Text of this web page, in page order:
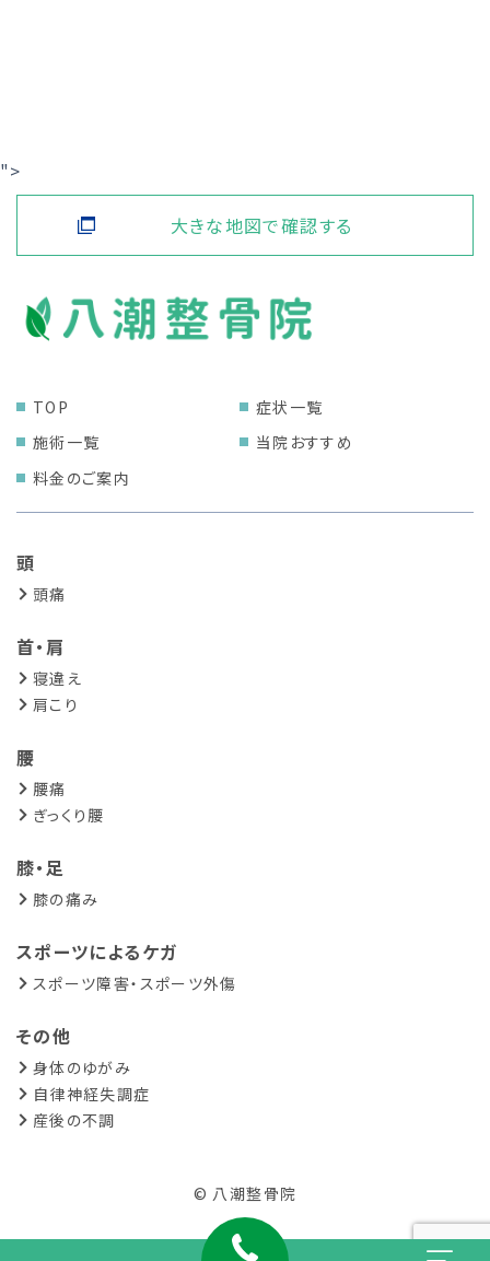
">
大きな地図で確認する
TOP
症状一覧
施術一覧
当院おすすめ
料金のご案内
頭
頭痛
首・肩
寝違え
肩こり
腰
腰痛
ぎっくり腰
膝・足
膝の痛み
スポーツによるケガ
スポーツ障害・スポーツ外傷
その他
身体のゆがみ
自律神経失調症
産後の不調
© 八潮整骨院